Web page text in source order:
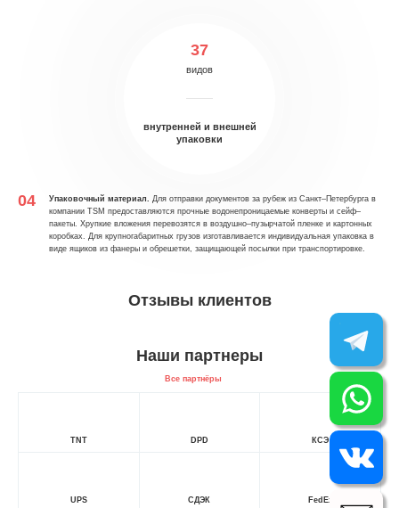
37
видов
внутренней и внешней
упаковки
Упаковочный материал. Для отправки документов за рубеж из Санкт–Петербурга в
компании TSM предоставляются прочные водонепроницаемые конверты и сейф–
пакеты. Хрупкие вложения перевозятся в воздушно–пузырчатой пленке и картонных
коробках. Для крупногабаритных грузов изготавливается индивидуальная упаковка в
виде ящиков из фанеры и обрешетки, защищающей посылки при транспортировке.
Отзывы клиентов
Наши партнеры
Все партнёры
TNT DPD КСЭ
UPS СДЭК FedEx